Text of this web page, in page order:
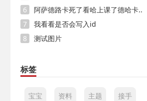
6
阿萨德路卡死了看哈上课了德哈卡..
7
我看看是否会写入id
8
测试图片
标签
宝宝 资料 主题 接手